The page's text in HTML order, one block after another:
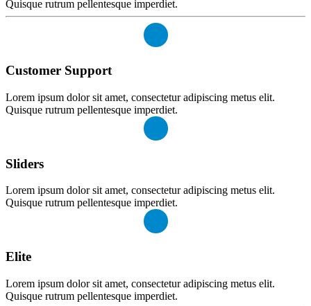
Quisque rutrum pellentesque imperdiet.
Customer Support
Lorem ipsum dolor sit amet, consectetur adipiscing metus elit.
Quisque rutrum pellentesque imperdiet.
Sliders
Lorem ipsum dolor sit amet, consectetur adipiscing metus elit.
Quisque rutrum pellentesque imperdiet.
Elite
Lorem ipsum dolor sit amet, consectetur adipiscing metus elit.
Quisque rutrum pellentesque imperdiet.